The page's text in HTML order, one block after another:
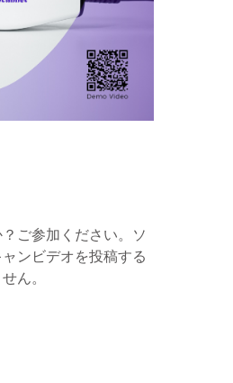
ご参加ください。ソ
ンビデオを投稿する
ん。